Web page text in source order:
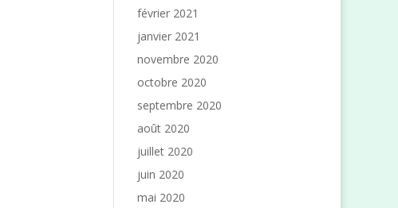
février 2021
janvier 2021
novembre 2020
octobre 2020
septembre 2020
août 2020
juillet 2020
juin 2020
mai 2020